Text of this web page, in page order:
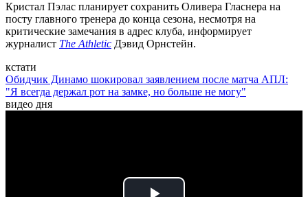
Кристал Пэлас планирует сохранить Оливера Гласнера на
посту главного тренера до конца сезона, несмотря на
критические замечания в адрес клуба, информирует
журналист The Athletic Дэвид Орнстейн.
кстати
Обидчик Динамо шокировал заявлением после матча АПЛ:
"Я всегда держал рот на замке, но больше не могу"
видео дня